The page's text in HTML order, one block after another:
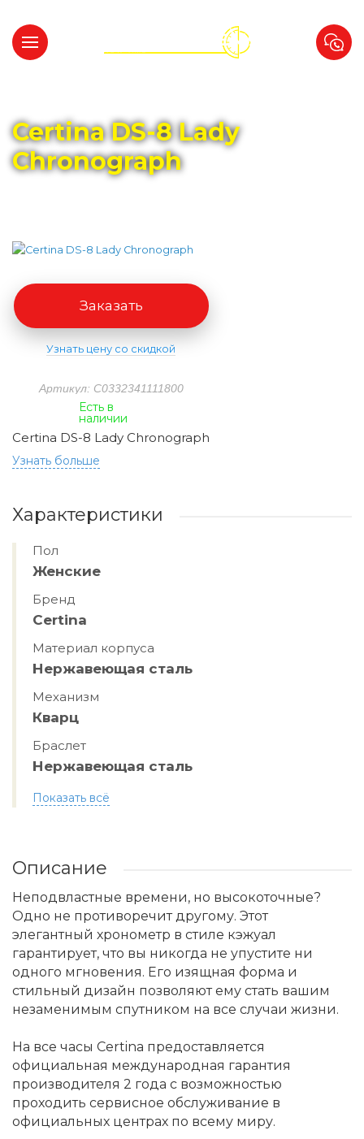
Certina DS-8 Lady
Chronograph
Артикул: C0332341111800
Есть в
наличии
Certina DS-8 Lady Chronograph
Узнать больше
Заказать
Узнать цену со скидкой
Характеристики
Пол
Женские
Бренд
Certina
Материал корпуса
Нержавеющая сталь
Механизм
Кварц
Браслет
Нержавеющая сталь
Показать всё
Описание
Неподвластные времени, но высокоточные?
Одно не противоречит другому. Этот
элегантный хронометр в стиле кэжуал
гарантирует, что вы никогда не упустите ни
одного мгновения. Его изящная форма и
стильный дизайн позволяют ему стать вашим
незаменимым спутником на все случаи жизни.
На все часы Certina предоставляется
официальная международная гарантия
производителя 2 года с возможностью
проходить сервисное обслуживание в
официальных центрах по всему миру.